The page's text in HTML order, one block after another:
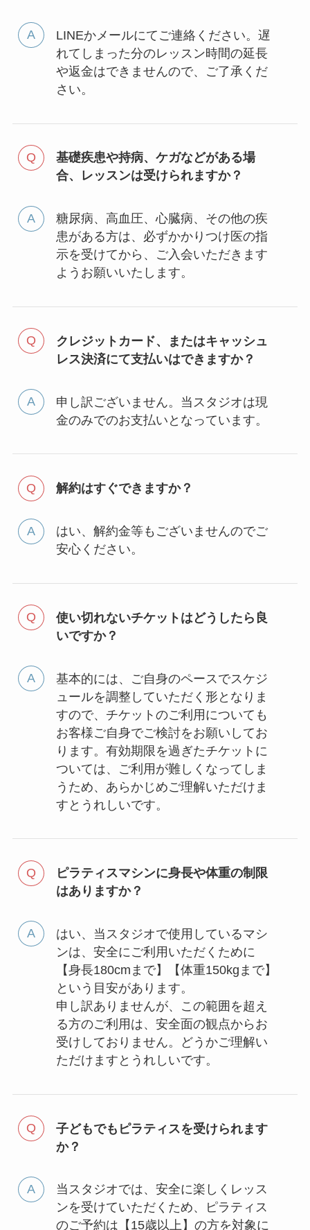
LINEかメールにてご連絡ください。遅
れてしまった分のレッスン時間の延長
や返金はできませんので、ご了承くだ
さい。
基礎疾患や持病、ケガなどがある場
合、レッスンは受けられますか？
糖尿病、高血圧、心臓病、その他の疾
患がある方は、必ずかかりつけ医の指
示を受けてから、ご入会いただきます
ようお願いいたします。
クレジットカード、またはキャッシュ
レス決済にて支払いはできますか？
申し訳ございません。当スタジオは現
金のみでのお支払いとなっています。
解約はすぐできますか？
はい、解約金等もございませんのでご
安心ください。
使い切れないチケットはどうしたら良
いですか？
基本的には、ご自身のペースでスケジ
ュールを調整していただく形となりま
すので、チケットのご利用についても
お客様ご自身でご検討をお願いしてお
ります。有効期限を過ぎたチケットに
ついては、ご利用が難しくなってしま
うため、あらかじめご理解いただけま
すとうれしいです。
ピラティスマシンに身長や体重の制限
はありますか？
はい、当スタジオで使用しているマシ
ンは、安全にご利用いただくために
【身長180cmまで】【体重150kgまで】
という目安があります。
申し訳ありませんが、この範囲を超え
る方のご利用は、安全面の観点からお
受けしておりません。どうかご理解い
ただけますとうれしいです。
子どもでもピラティスを受けられます
か？
当スタジオでは、安全に楽しくレッス
ンを受けていただくため、ピラティス
のご予約は【15歳以上】の方を対象に